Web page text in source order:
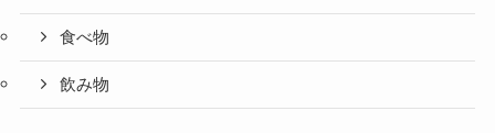
食べ物
飲み物